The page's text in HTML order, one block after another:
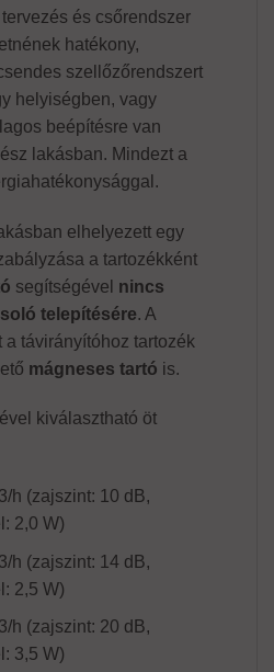
és csőrendszer
hatékony,
szellőzőrendszert
helyiségben, vagy
beépítésre van
lakásban. Mindezt a
elhelyezett egy
a tartozékként
segítségével nincs
telepítésére. A
a távirányítóhoz tartozék
mágneses tartó is.
kiválasztható öt
h (zajszint: 10 dB,
2,0 W)
h (zajszint: 14 dB,
2,5 W)
h (zajszint: 20 dB,
3,5 W)